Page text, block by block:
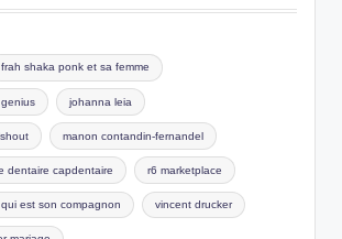
frah shaka ponk et sa femme
johanna leia
manon contandin-fernandel
dentaire capdentaire r6 marketplace
est son compagnon vincent drucker